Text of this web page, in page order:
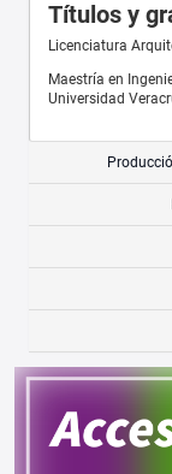
Títulos y
Licenciatura
Maestría en
Universidad